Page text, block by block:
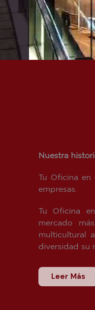
Nuestra
Tu Oficina en
empresas.
Tu Oficina
mercado
multicultural
diversidad su
Leer Más